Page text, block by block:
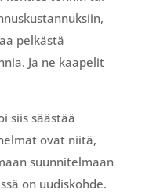
pelkästä
Ja ne kaapelit
siis säästää
ovat niitä,
suunnitelmaan
on uudiskohde.